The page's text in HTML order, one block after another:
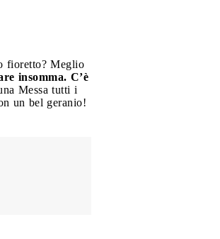
fioretto? Meglio
insomma. C’è
Messa tutti i
un bel geranio!